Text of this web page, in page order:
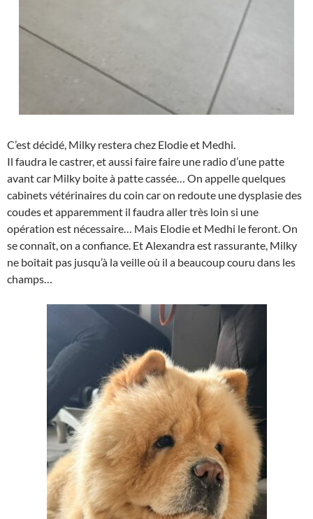
C’est décidé, Milky restera chez Elodie et Medhi.
Il faudra le castrer, et aussi faire faire une radio d’une patte
avant car Milky boite à patte cassée… On appelle quelques
cabinets vétérinaires du coin car on redoute une dysplasie des
coudes et apparemment il faudra aller très loin si une
opération est nécessaire… Mais Elodie et Medhi le feront. On
se connaît, on a confiance. Et Alexandra est rassurante, Milky
ne boitait pas jusqu’à la veille où il a beaucoup couru dans les
champs…